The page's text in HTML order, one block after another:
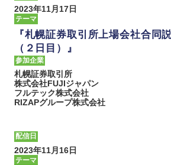
2023年11月17日
テーマ
『札幌証券取引所上場会社合同
（２日目）』
参加企業
札幌証券取引所
株式会社FUJIジャパン
フルテック株式会社
RIZAPグループ株式会社
配信日
2023年11月16日
テーマ